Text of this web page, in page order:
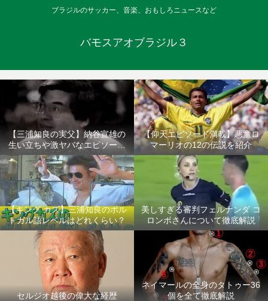
ブラジルのサッカー、音楽、おもしろニュースなど
バモスアオブラジル３
【三浦知良の実父】納谷宣雄の
生い立ちや激ヤバなエピソード
について
【仰天エピソード満載】悪童ロ
マーリオの12の伝説を紹介
【キング カズ】三浦知良のポル
トガル語レベルはどれくらい？
美しすぎる審判フェルナンダ コ
ロンボさんについて徹底解説
セルジオ越後の偉大な経歴
ネイマールの全身のタトゥー36
個を全て徹底解説